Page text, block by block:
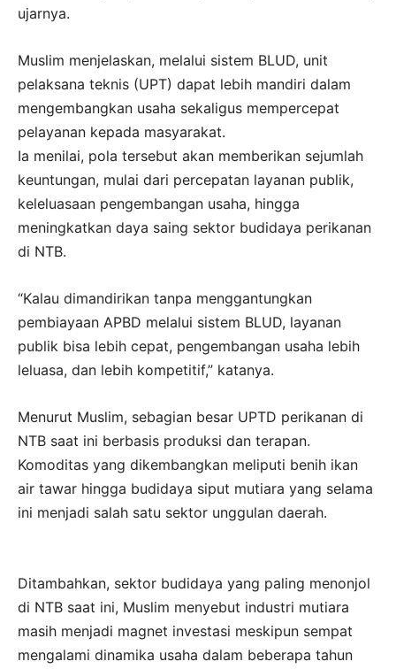
ujarnya.
Muslim menjelaskan, melalui sistem BLUD, unit
pelaksana teknis (UPT) dapat lebih mandiri dalam
mengembangkan usaha sekaligus mempercepat
pelayanan kepada masyarakat.
Ia menilai, pola tersebut akan memberikan sejumlah
keuntungan, mulai dari percepatan layanan publik,
keleluasaan pengembangan usaha, hingga
meningkatkan daya saing sektor budidaya perikanan
di NTB.
“Kalau dimandirikan tanpa menggantungkan
pembiayaan APBD melalui sistem BLUD, layanan
publik bisa lebih cepat, pengembangan usaha lebih
leluasa, dan lebih kompetitif,” katanya.
Menurut Muslim, sebagian besar UPTD perikanan di
NTB saat ini berbasis produksi dan terapan.
Komoditas yang dikembangkan meliputi benih ikan
air tawar hingga budidaya siput mutiara yang selama
ini menjadi salah satu sektor unggulan daerah.
Ditambahkan, sektor budidaya yang paling menonjol
di NTB saat ini, Muslim menyebut industri mutiara
masih menjadi magnet investasi meskipun sempat
mengalami dinamika usaha dalam beberapa tahun